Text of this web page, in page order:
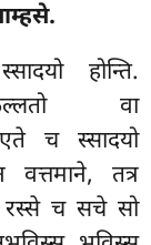
होन्ति.
वा
एते च स्सादयो
वत्तमाने, तत्र
रस्से च सचे सो